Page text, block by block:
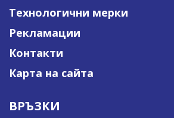
Технологични мерки
Рекламации
Контакти
Карта на сайта
ВРЪЗКИ